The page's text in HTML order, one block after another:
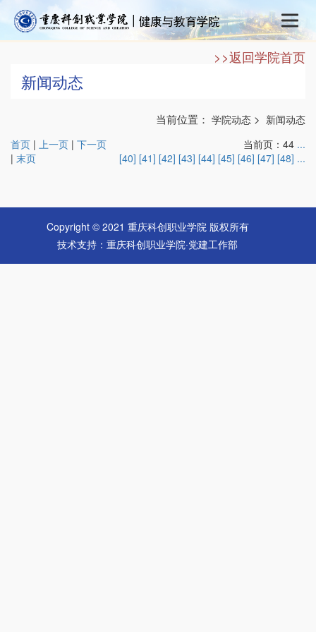
>>返回学院首页
新闻动态
当前位置： 学院动态 > 新闻动态
首页 | 上一页 | 下一页
| 末页
当前页：44 ...
[40] [41] [42] [43] [44] [45] [46] [47] [48] ...
Copyright © 2021 重庆科创职业学院 版权所有
技术支持：重庆科创职业学院·党建工作部